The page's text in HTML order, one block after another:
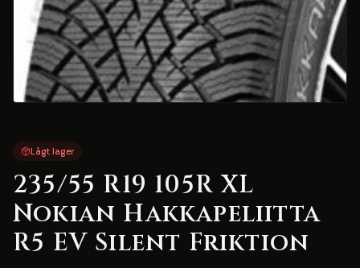
Lågt lager
235/55 R19 105R XL
Nokian Hakkapeliitta
R5 EV Silent Friktion